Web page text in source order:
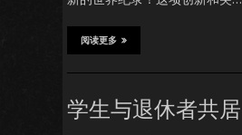
阅读更多
学生与退休者共居